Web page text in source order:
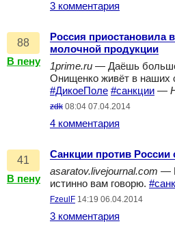
3 комментария
88
В пену
Россия приостановила
молочной продукции
1prime.ru — Даёшь
Онищенко живёт в наших
#ДикоеПоле #санкции —
zdk 08:04 07.04.2014
4 комментария
41
В пену
Санкции против России
asaratov.livejournal.com —
истинно вам говорю.
FzeulF 14:19 06.04.2014
3 комментария